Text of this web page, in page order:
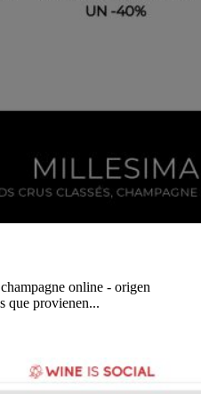
online - origen
que provienen...